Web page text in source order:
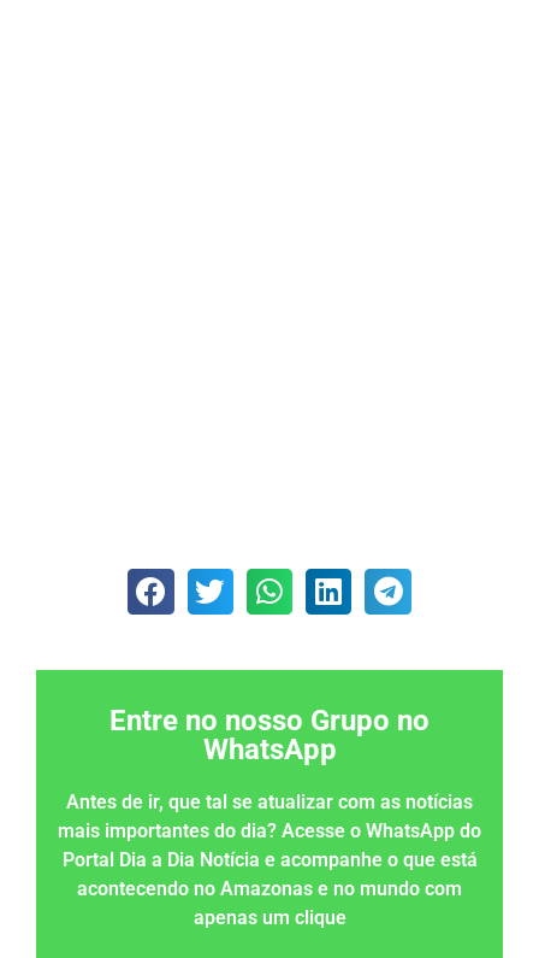
Entre no nosso Grupo no
WhatsApp
Antes de ir, que tal se atualizar com as notícias
mais importantes do dia? Acesse o WhatsApp do
Portal Dia a Dia Notícia e acompanhe o que está
acontecendo no Amazonas e no mundo com
apenas um clique